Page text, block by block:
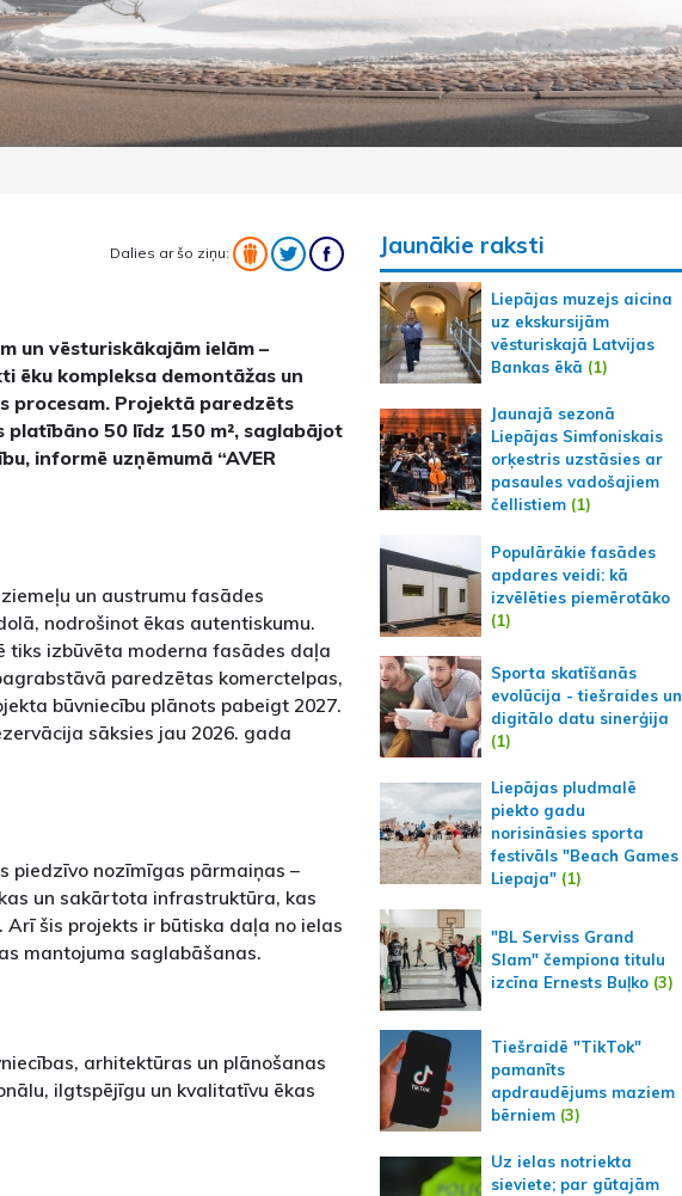
Dalies ar šo ziņu:
un vēsturiskākajām ielām –
ēku kompleksa demontāžas un
procesam. Projektā paredzēts
platībāno 50 līdz 150 m², saglabājot
informē uzņēmumā “AVER
un austrumu fasādes
nodrošinot ēkas autentiskumu.
tiks izbūvēta moderna fasādes daļa
paredzētas komerctelpas,
būvniecību plānots pabeigt 2027.
sāksies jau 2026. gada
piedzīvo nozīmīgas pārmaiņas –
un sakārtota infrastruktūra, kas
šis projekts ir būtiska daļa no ielas
mantojuma saglabāšanas.
arhitektūras un plānošanas
ilgtspējīgu un kvalitatīvu ēkas
Jaunākie raksti
Liepājas muzejs aicina
uz ekskursijām
vēsturiskajā Latvijas
Bankas ēkā (1)
Jaunajā sezonā
Liepājas Simfoniskais
orķestris uzstāsies ar
pasaules vadošajiem
čellistiem(1)
Populārākie fasādes
apdares veidi: kā
izvēlēties piemērotāko
(1)
Sporta skatīšanās
evolūcija - tiešraides un
digitālo datu sinerģija
(1)
Liepājas pludmalē
piekto gadu
norisināsies sporta
festivāls "Beach Games
Liepaja"(1)
"BL Serviss Grand
Slam" čempiona titulu
izcīna Ernests Buļko(3)
Tiešraidē "TikTok"
pamanīts
apdraudējums maziem
bērniem(3)
Uz ielas notriekta
sieviete; par gūtajām